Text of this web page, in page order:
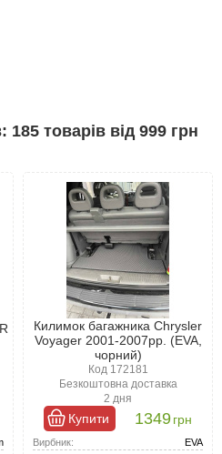
185 товарів від 999 грн
Килимок багажника Chrysler
Voyager 2001-2007рр. (EVA,
чорний)
Код 172181
Безкоштовна доставка
2 дня
Купити 1349грн
Вирбник:
EVA